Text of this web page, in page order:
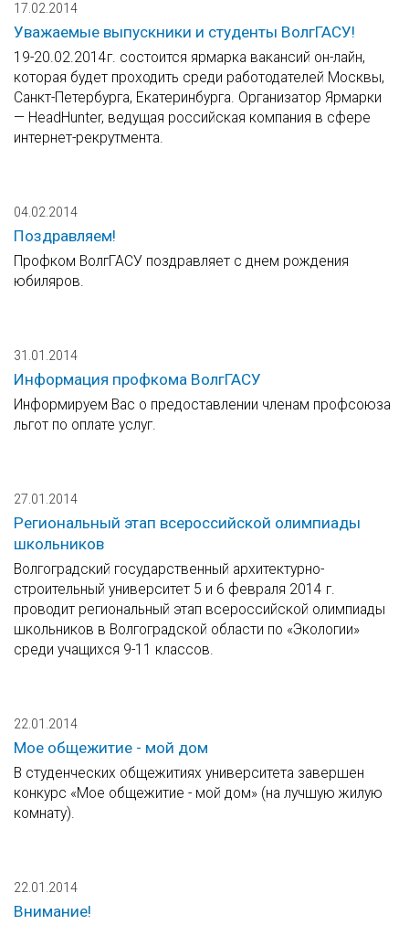
17.02.2014
Уважаемые выпускники и студенты ВолгГАСУ!
19-20.02.2014г. состоится ярмарка вакансий он-лайн,
которая будет проходить среди работодателей Москвы,
Санкт-Петербурга, Екатеринбурга. Организатор Ярмарки
— HeadHunter, ведущая российская компания в сфере
интернет-рекрутмента.
04.02.2014
Поздравляем!
Профком ВолгГАСУ поздравляет с днем рождения
юбиляров.
31.01.2014
Информация профкома ВолгГАСУ
Информируем Вас о предоставлении членам профсоюза
льгот по оплате услуг.
27.01.2014
Региональный этап всероссийской олимпиады
школьников
Волгоградский государственный архитектурно-
строительный университет 5 и 6 февраля 2014 г.
проводит региональный этап всероссийской олимпиады
школьников в Волгоградской области по «Экологии»
среди учащихся 9-11 классов.
22.01.2014
Мое общежитие - мой дом
В студенческих общежитиях университета завершен
конкурс «Мое общежитие - мой дом» (на лучшую жилую
комнату).
22.01.2014
Внимание!